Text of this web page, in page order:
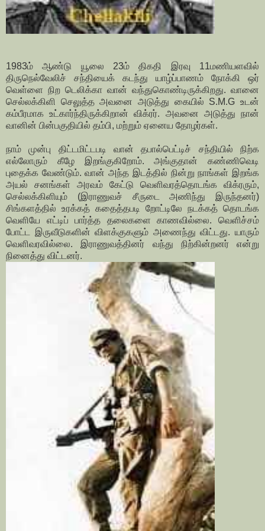
1983ம் ஆண்டு யூலை 23ம் திகதி இரவு 11மணியளவில்
திருநெல்வேலிச் சந்தியைக் கடந்து யாழ்ப்பாணம் நோக்கி ஒர்
வெள்ளை நிற டெலிக்கா வான் வந்துகொண்டிருக்கிறது. வானை
செல்லக்கிளி செலுத்த அவனை அடுத்து கையில் S.M.G உடன்
கம்பீரமாக உட்கார்ந்திருக்கிறான் விக்ரர். அவனை அடுத்து நான்
வானின் பின்பகுதியில் தம்பி, மற்றும் ஏனைய தோழர்கள்.
நாம் முன்பு திட்டமிட்டபடி வான் தபால்பெட்டிச் சந்தியில் நிற்க
எல்லோரும் கீழே இறங்குகிறோம். அங்குதான் கண்ணிவெடி
புதைக்க வேண்டும். வான் அந்த இடத்தில் நின்று நாங்கள் இறங்க
அயல் சனங்கள் அரவம் கேட்டு வெளிவரத்தொடங்க விக்ரரும்,
செல்லக்கிளியும் (இராணுவச் சீருடை அணிந்து இருந்தனர்)
சிங்களத்தில் உரக்கத் கதைத்தபடி றோட்டிலே நடக்கத் தொடங்க
வெளியே எட்டிப் பார்த்த தலைகளை காணவில்லை. வெளிச்சம்
போட்ட இருவீடுகளின் விளக்குகளும் அணைந்து விட்டது. யாரும்
வெளிவரவில்லை. இராணுவத்தினர் வந்து நிற்கின்றனர் என்று
நினைத்து விட்டனர்.